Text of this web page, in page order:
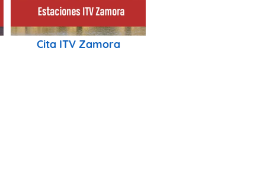
Cita ITV Zamora